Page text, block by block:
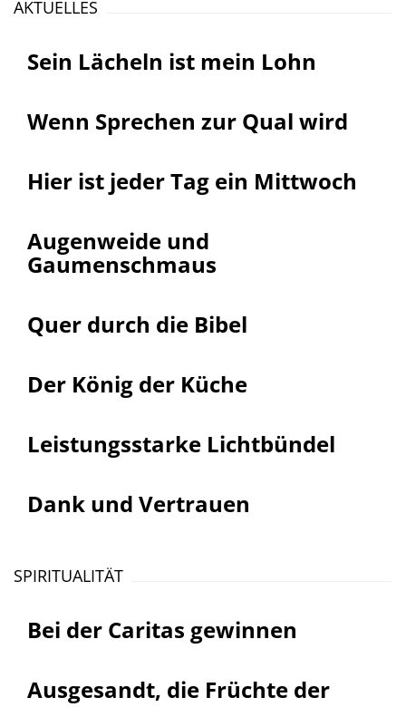
AKTUELLES
Sein Lächeln ist mein Lohn
Wenn Sprechen zur Qual wird
Hier ist jeder Tag ein Mittwoch
Augenweide und
Gaumenschmaus
Quer durch die Bibel
Der König der Küche
Leistungsstarke Lichtbündel
Dank und Vertrauen
SPIRITUALITÄT
Bei der Caritas gewinnen
Ausgesandt, die Früchte der